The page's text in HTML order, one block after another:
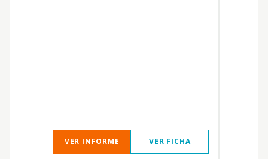
VER INFORME VER FICHA